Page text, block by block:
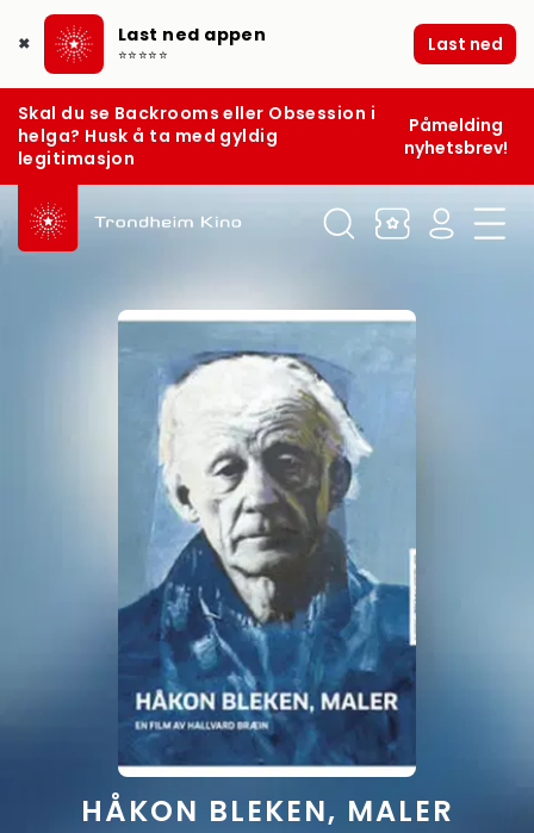
✖ Last ned appen
⭐⭐⭐⭐⭐ Last ned
Skal du se Backrooms eller Obsession i
helga? Husk å ta med gyldig
legitimasjon
Påmelding
nyhetsbrev!
HÅKON BLEKEN, MALER